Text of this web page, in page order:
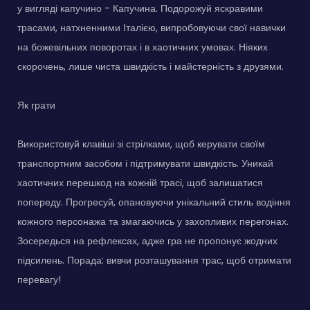
у вигляді капучино - Капучина. Подорожуй яскравими
трасами, натхненними Італією, випробовуючи свої навички
на божевільних поворотах і в хаотичних умовах. Ніяких
скорочень, лише чиста швидкість і майстерність з друзями.
Як грати
Використовуй клавіші зі стрілками, щоб керувати своїм
транспортним засобом і підтримувати швидкість. Уникай
хаотичних перешкод на кожній трасі, щоб залишатися
попереду. Прогресуй, опановуючи унікальний стиль водіння
кожного персонажа та змагаючись у захопливих перегонах.
Зосередься на рефлексах, адже гра не пропонує жодних
підсилень. Порада: вивчи розташування трас, щоб отримати
перевагу!